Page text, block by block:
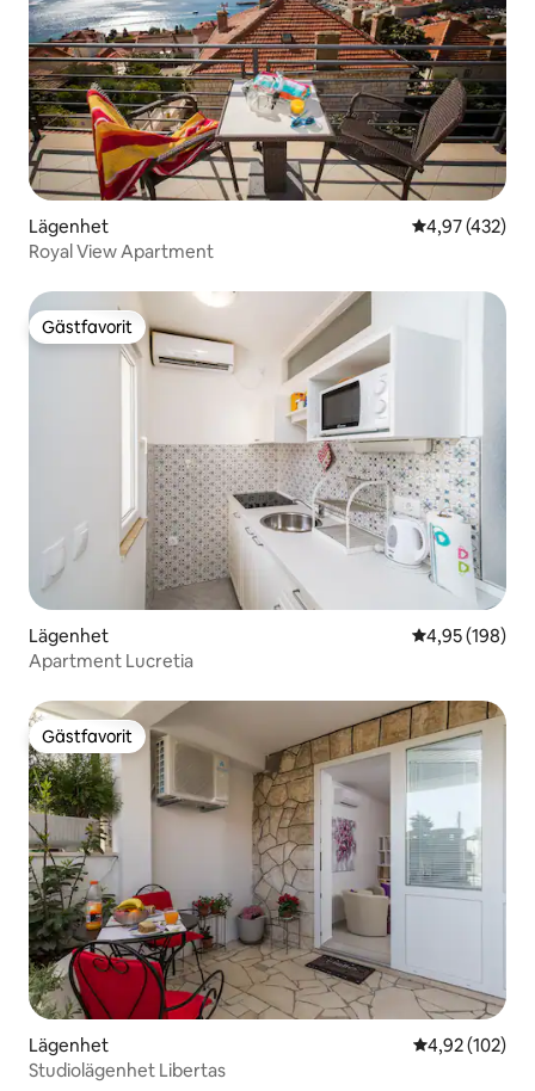
Lägenhet 4,97 av 5 i
4,97 (432)
Royal View Apartment
Gästfavorit
Gästfavorit
Lägenhet 4,95 av 5 i
4,95 (198)
Apartment Lucretia
Gästfavorit
Gästfavorit
Lägenhet 4,92 av 5 i
4,92 (102)
Studiolägenhet Libertas